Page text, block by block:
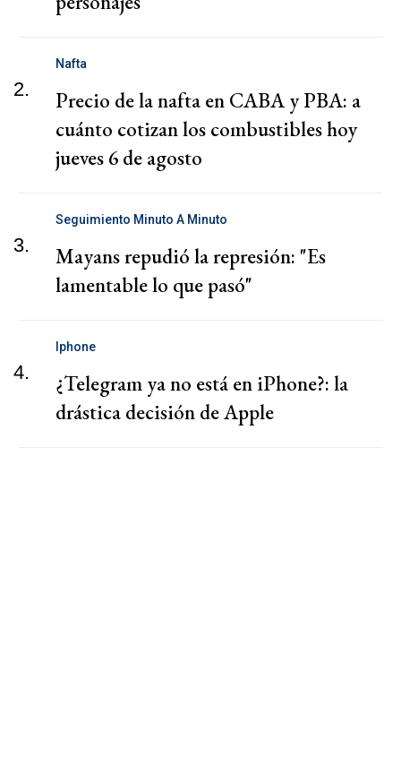
2.
Nafta
Precio de la nafta en CABA y PBA: a
cuánto cotizan los combustibles hoy
jueves 6 de agosto
3.
Seguimiento Minuto A Minuto
Mayans repudió la represión: "Es
lamentable lo que pasó"
4.
Iphone
¿Telegram ya no está en iPhone?: la
drástica decisión de Apple